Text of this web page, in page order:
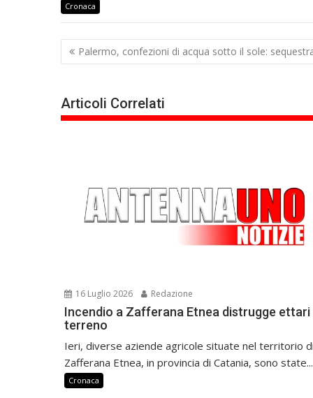
Cronaca
Navigazione
articoli
Palermo, confezioni di acqua sotto il sole:
Articoli Correlati
16 Luglio 2026 Redazione
Incendio a Zafferana Etnea distrugge ettari
terreno
Ieri, diverse aziende agricole situate nel territorio di
Zafferana Etnea, in provincia di Catania, sono state...
Cronaca